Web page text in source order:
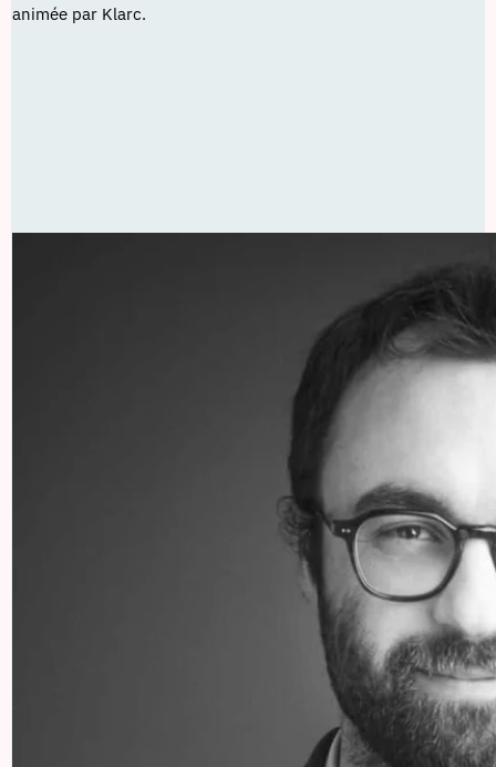
animée par Klarc.